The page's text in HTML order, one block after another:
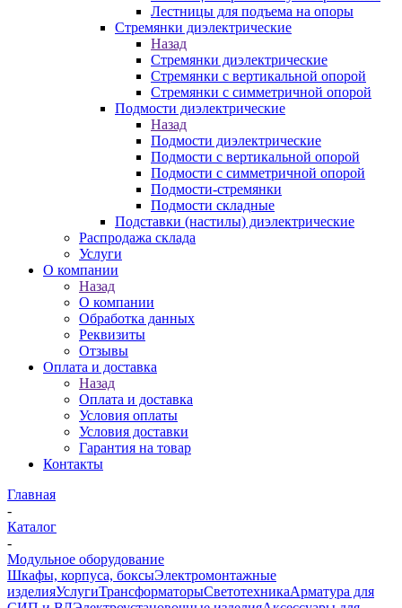
Лестницы для подъема на опоры
Стремянки диэлектрические
Назад
Стремянки диэлектрические
Стремянки с вертикальной опорой
Стремянки с симметричной опорой
Подмости диэлектрические
Назад
Подмости диэлектрические
Подмости с вертикальной опорой
Подмости с симметричной опорой
Подмости-стремянки
Подмости складные
Подставки (настилы) диэлектрические
Распродажа склада
Услуги
О компании
Назад
О компании
Обработка данных
Реквизиты
Отзывы
Оплата и доставка
Назад
Оплата и доставка
Условия оплаты
Условия доставки
Гарантия на товар
Контакты
Главная
-
Каталог
-
Модульное оборудование
Шкафы, корпуса, боксыЭлектромонтажные
изделияУслугиТрансформаторыСветотехникаАрматура для